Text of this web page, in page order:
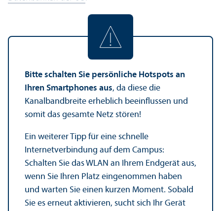
Bitte schalten Sie persönliche Hotspots an
Ihren Smartphones aus, da diese die
Kanalbandbreite erheblich beeinflussen und
somit das gesamte Netz stören!
Ein weiterer Tipp für eine schnelle
Internetverbindung auf dem Campus:
Schalten Sie das WLAN an Ihrem Endgerät aus,
wenn Sie Ihren Platz eingenommen haben
und warten Sie einen kurzen Moment. Sobald
Sie es erneut aktivieren, sucht sich Ihr Gerät